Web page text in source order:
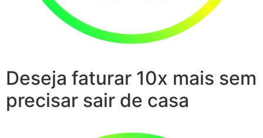
Deseja faturar 10x mais sem
precisar sair de casa